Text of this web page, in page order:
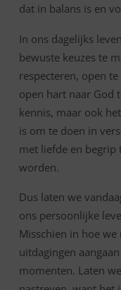
dat in balans is en
In ons dagelijks
bewuste keuzes te
respecteren, open
open hart naar God
kennis, maar ook
is om te doen in
met liefde en begrip
worden.
Dus laten we
ons persoonlijke
Misschien in hoe
uitdagingen
momenten. Laten